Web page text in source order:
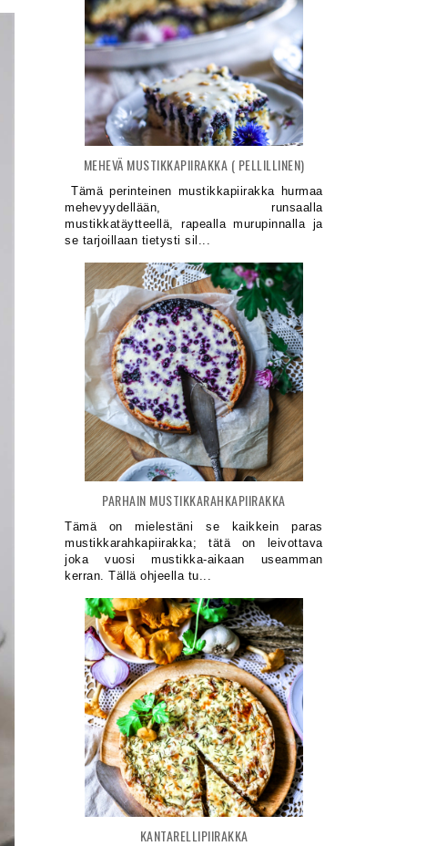
MEHEVÄ MUSTIKKAPIIRAKKA ( PELLILLINEN)
Tämä perinteinen mustikkapiirakka hurmaa
mehevyydellään, runsaalla
mustikkatäytteellä, rapealla murupinnalla ja
se tarjoillaan tietysti sil...
PARHAIN MUSTIKKARAHKAPIIRAKKA
Tämä on mielestäni se kaikkein paras
mustikkarahkapiirakka; tätä on leivottava
joka vuosi mustikka-aikaan useamman
kerran. Tällä ohjeella tu...
KANTARELLIPIIRAKKA